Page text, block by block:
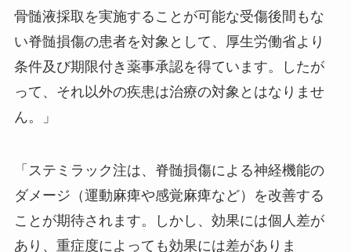
骨髄液採取を実施することが可能な受傷後間もな
い脊髄損傷の患者を対象として、厚生労働省より
条件及び期限付き薬事承認を得ています。したが
って、それ以外の疾患は治療の対象とはなりませ
ん。」
「ステミラック注は、脊髄損傷による神経機能の
ダメージ（運動麻痺や感覚麻痺など）を改善する
ことが期待されます。しかし、効果には個人差が
あり、重症度によっても効果には差がありま